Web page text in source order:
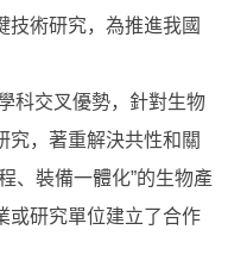
技術研究，為推進我國
科交叉優勢，針對生物
究，著重解決共性和關
、裝備一體化”的生物產
或研究單位建立了合作